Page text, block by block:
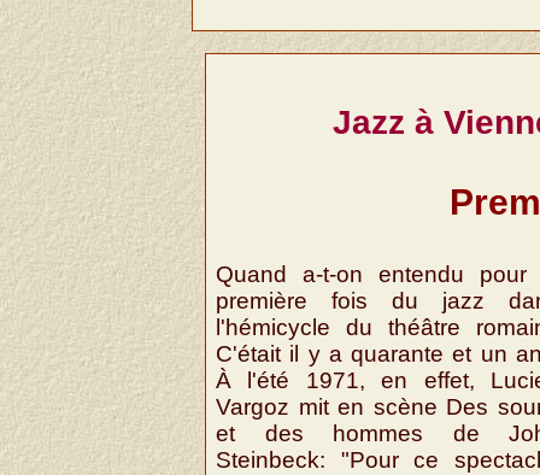
Jazz à
Quand a-t-on entendu pour
première fois du jazz
l'hémicycle du théâtre
C'était il y a quarante et un
À l'été 1971, en effet,
Vargoz mit en scène Des
et des hommes de
Steinbeck: "Pour ce